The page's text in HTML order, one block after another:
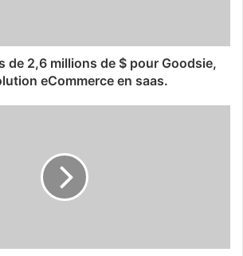
de 2,6 millions de $ pour Goodsie,
eCommerce en saas.